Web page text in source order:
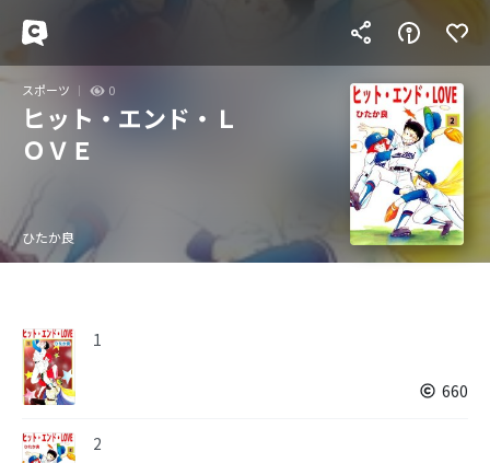
スポーツ 0
ヒット・エンド・Ｌ
ＯＶＥ
ひたか良
1
660
2